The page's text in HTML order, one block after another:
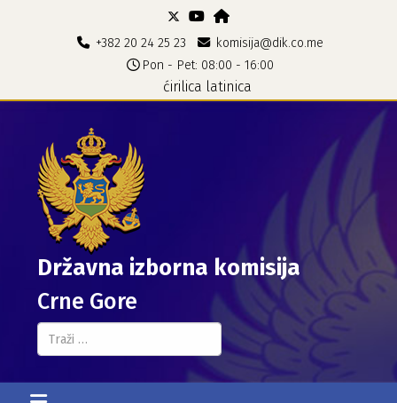
+382 20 24 25 23
komisija@dik.co.me
Pon - Pet: 08:00 - 16:00
ćirilica latinica
Državna izborna komisija
Crne Gore
Pretraga...